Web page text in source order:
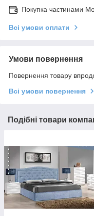
Покупка частинами
Всі умови оплати
Умови повернення
Повернення товару
Всі умови повернення
Подібні товари